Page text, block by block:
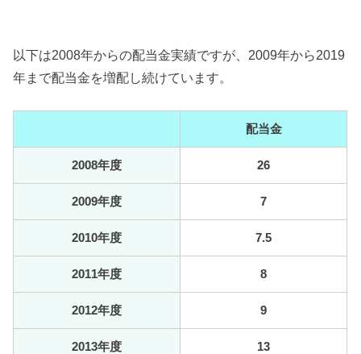
以下は2008年からの配当金実績ですが、2009年から2019
年まで配当金を増配し続けています。
配当金
2008年度 26
2009年度 7
2010年度 7.5
2011年度 8
2012年度 9
2013年度 13